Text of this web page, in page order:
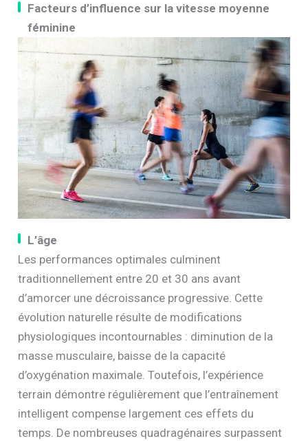
Facteurs d’influence sur la vitesse moyenne
féminine
L’âge
Les performances optimales culminent
traditionnellement entre 20 et 30 ans avant
d’amorcer une décroissance progressive. Cette
évolution naturelle résulte de modifications
physiologiques incontournables : diminution de la
masse musculaire, baisse de la capacité
d’oxygénation maximale. Toutefois, l’expérience
terrain démontre régulièrement que l’entraînement
intelligent compense largement ces effets du
temps. De nombreuses quadragénaires surpassent